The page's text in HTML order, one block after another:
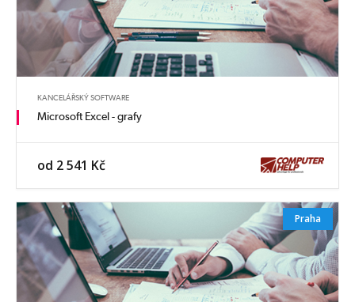
KANCELÁŘSKÝ SOFTWARE
Microsoft Excel - grafy
od 2 541 Kč
Praha